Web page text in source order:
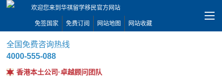
欢迎您来到华祺留学移民官方网站
免签国家 免费订阅 网站地图 网站收藏
全国免费咨询热线
4000-555-088
香港本土公司·卓越顾问团队